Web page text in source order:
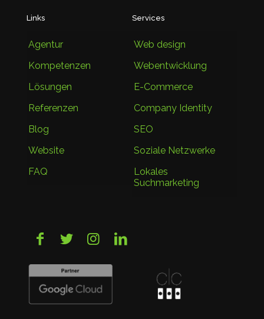
Links
Agentur
Kompetenzen
Lösungen
Referenzen
Blog
Website
FAQ
Services
Web design
Webentwicklung
E-Commerce
Company Identity
SEO
Soziale Netzwerke
Lokales
Suchmarketing